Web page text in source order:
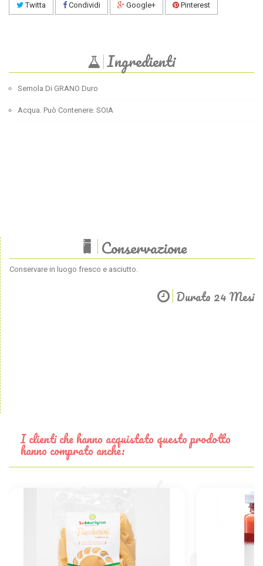
Twitta Condividi Google+ Pinterest
Ingredienti
Semola Di GRANO Duro
Acqua. Può Contenere: SOIA
Conservazione
Conservare in luogo fresco e asciutto.
Durata 24 Mesi
I clienti che hanno acquistato questo prodotto
hanno comprato anche: